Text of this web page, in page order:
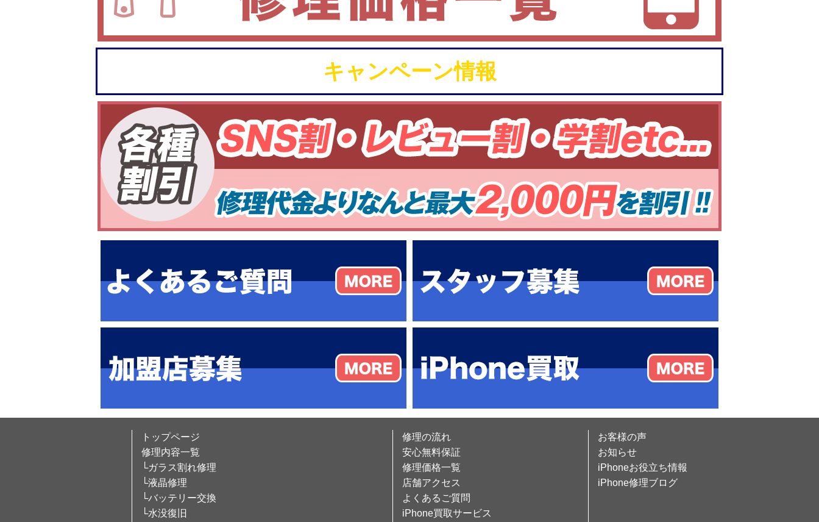
キャンペーン情報
トップページ
修理内容一覧
└ガラス割れ修理
└液晶修理
└バッテリー交換
└水没復旧
修理の流れ
安心無料保証
修理価格一覧
店舗アクセス
よくあるご質問
iPhone買取サービス
お客様の声
お知らせ
iPhoneお役立ち情報
iPhone修理ブログ